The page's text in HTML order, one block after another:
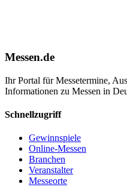
Messen.de
Ihr Portal für Messetermine,
Informationen zu Messen in
Schnellzugriff
Gewinnspiele
Online-Messen
Branchen
Veranstalter
Messeorte